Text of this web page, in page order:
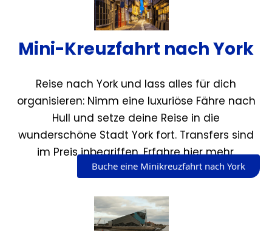
Mini-Kreuzfahrt nach York
Reise nach York und lass alles für dich
organisieren: Nimm eine luxuriöse Fähre nach
Hull und setze deine Reise in die
wunderschöne Stadt York fort. Transfers sind
im Preis inbegriffen. Erfahre hier mehr.
Buche eine Minikreuzfahrt nach York